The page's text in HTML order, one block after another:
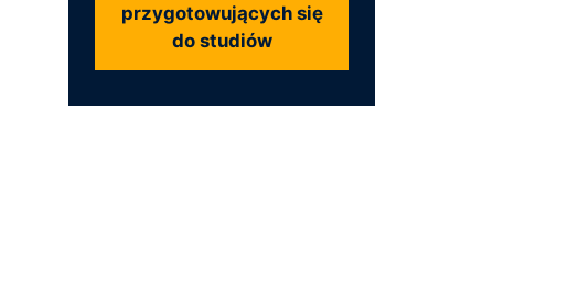
przygotowujących się
do studiów